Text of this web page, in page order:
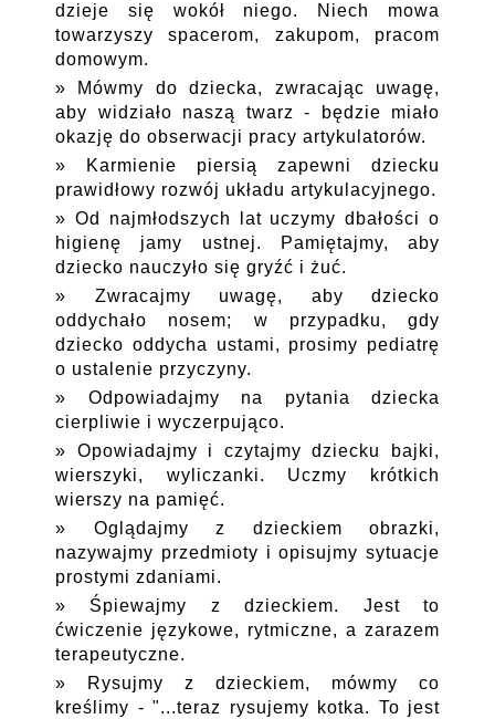
dzieje się wokół niego. Niech mowa
towarzyszy spacerom, zakupom, pracom
domowym.
Mówmy do dziecka, zwracając uwagę,
aby widziało naszą twarz - będzie miało
okazję do obserwacji pracy artykulatorów.
Karmienie piersią zapewni dziecku
prawidłowy rozwój układu artykulacyjnego.
Od najmłodszych lat uczymy dbałości o
higienę jamy ustnej. Pamiętajmy, aby
dziecko nauczyło się gryźć i żuć.
Zwracajmy uwagę, aby dziecko
oddychało nosem; w przypadku, gdy
dziecko oddycha ustami, prosimy pediatrę
o ustalenie przyczyny.
Odpowiadajmy na pytania dziecka
cierpliwie i wyczerpująco.
Opowiadajmy i czytajmy dziecku bajki,
wierszyki, wyliczanki. Uczmy krótkich
wierszy na pamięć.
Oglądajmy z dzieckiem obrazki,
nazywajmy przedmioty i opisujmy sytuacje
prostymi zdaniami.
Śpiewajmy z dzieckiem. Jest to
ćwiczenie językowe, rytmiczne, a zarazem
terapeutyczne.
Rysujmy z dzieckiem, mówmy co
kreślimy - "...teraz rysujemy kotka. To jest